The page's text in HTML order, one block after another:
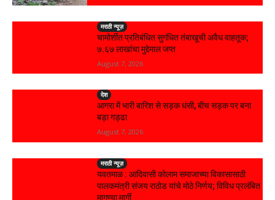
मराठी न्यूज़
चामोर्शीत प्रतिबंधित सुगंधित तंबाखूची अवैध वाहतूक;
₹७.६७ लाखांचा मुद्देमाल जप्त
August 7, 2026
देश
आगरा में भारी बारिश से सड़क धंसी, बीच सड़क पर बना
बड़ा गड्ढा
August 7, 2026
मराठी न्यूज़
यवतमाळ : आदिवासी कोलाम समाजाच्या विकासासाठी
पालकमंत्री संजय राठोड यांचे मोठे निर्णय; विविध प्रलंबित
मागण्या मार्गी